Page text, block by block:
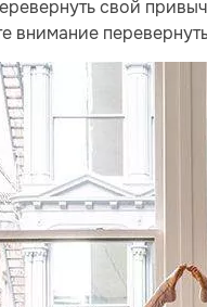
свой
внимание